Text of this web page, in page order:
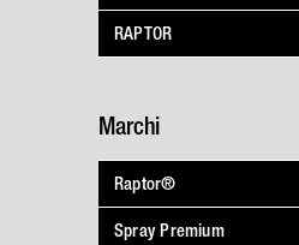
RAPTOR
Marchi
Raptor®
Spray Premium